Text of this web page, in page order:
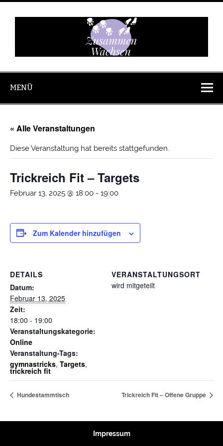
Zum
springen
Wachsen
MENÜ
« Alle Veranstaltungen
Diese Veranstaltung hat bereits stattgefunden.
Trickreich Fit – Targets
Februar 13, 2025 @ 18:00 - 19:00
Zum Kalender hinzufügen
DETAILS
Datum:
Februar 13, 2025
Zeit:
18:00 - 19:00
Veranstaltungskategorie:
Online
Veranstaltung-Tags:
gymnastricks, Targets,
trickreich fit
VERANSTALTUNGSORT
wird mitgeteilt
Hundestammtisch Trickreich Fit – Offene Gruppe
Impressum